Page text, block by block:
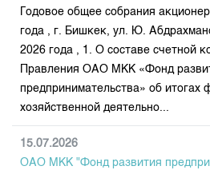
Годовое общее собрания
года , г. Бишкек, ул. Ю.
2026 года , 1. О составе счетной
Правления ОАО МКК «Фонд
предпринимательства» об итогах
хозяйственной деятельно...
15.07.2026
ОАО МКК "Фонд развития